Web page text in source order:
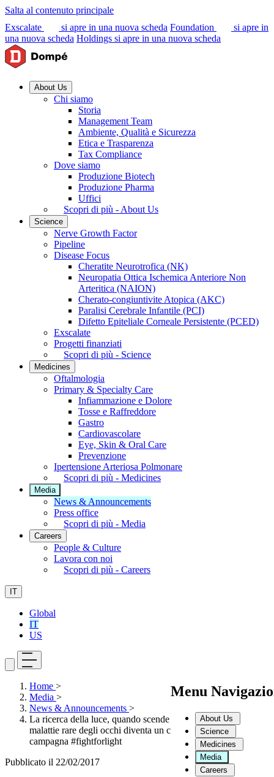
Salta al contenuto principale
Exscalate
si apre in una nuova scheda Foundation
si apre in
una nuova scheda Holdings si apre in una nuova scheda
About Us
Chi siamo
Storia
Management Team
Ambiente, Qualità e Sicurezza
Etica e Trasparenza
Tax Compliance
Dove siamo
Produzione Biotech
Produzione Pharma
Uffici
Scopri di più - About Us
Science
Nerve Growth Factor
Pipeline
Disease Focus
Cheratite Neurotrofica (NK)
Neuropatia Ottica Ischemica Anteriore Non
Arteritica (NAION)
Cherato-congiuntivite Atopica (AKC)
Paralisi Cerebrale Infantile (PCI)
Difetto Epiteliale Corneale Persistente (PCED)
Exscalate
Progetti finanziati
Scopri di più - Science
Medicines
Oftalmologia
Primary & Specialty Care
Infiammazione e Dolore
Tosse e Raffreddore
Gastro
Cardiovascolare
Eye, Skin & Oral Care
Prevenzione
Ipertensione Arteriosa Polmonare
Scopri di più - Medicines
Media
News & Announcements
Press office
Scopri di più - Media
Careers
People & Culture
Lavora con noi
Scopri di più - Careers
IT
Global
IT
US
Menu
About Us
Science
Medicines
Media
Careers
Home >
Media >
News & Announcements >
La ricerca della luce, quando scende l’oscurità. La sfida alle
malattie rare degli occhi diventa un cortometraggio con la
campagna #fightforlight
Pubblicato il 22/02/2017